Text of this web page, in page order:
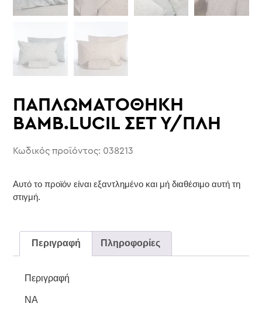
ΠΑΠΛΩΜΑΤΟΘΗΚΗ
ΒΑΜΒ.LUCIL ΣΕΤ Υ/ΠΛΗ
Κωδικός προϊόντος: 038213
Αυτό το προϊόν είναι εξαντλημένο και μή διαθέσιμο αυτή τη
στιγμή.
Περιγραφή Πληροφορίες
Περιγραφή
NA